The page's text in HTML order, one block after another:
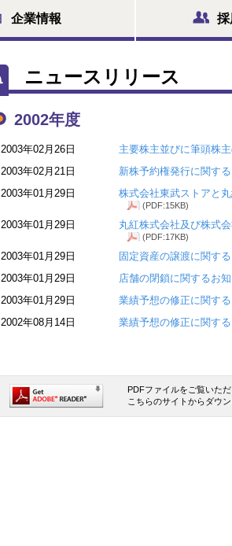
企業情報 採
ニュースリリース
2002年度
2003年02月26日 主要株主並びに筆頭株
2003年02月21日 新株予約権発行に関す
2003年01月29日 株式会社東武ストアと
(PDF:15KB)
2003年01月29日 丸紅株式会社及び株式
(PDF:17KB)
2003年01月29日 固定資産の譲渡に関す
2003年01月29日 店舗の閉鎖に関するお
2003年01月29日 業績予想の修正に関す
2002年08月14日 業績予想の修正に関す
PDFファイルをご覧いた
こちらのサイトからダウン